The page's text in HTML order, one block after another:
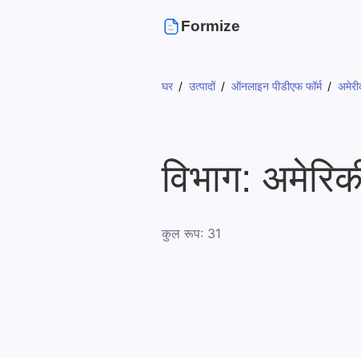
Formize
घर उत्पादों ऑनलाइन पीडीएफ फॉर्म
विभाग:
कुल रूप: 31